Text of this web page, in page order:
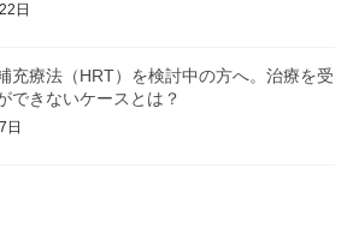
日
充療法（HRT）を検討中の方へ。治療を受
できないケースとは？
日